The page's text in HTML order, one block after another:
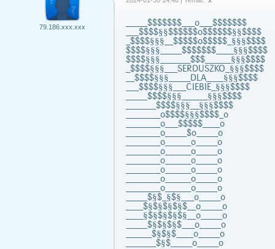
79.186.xxx.xxx
_____$$$$$$$___o___$$$$$$$
___$$$$§§$$$$$$o$$$$$$§§$$$$
_$$$$§§§__$$$$$o$$$$$_§§§$$$$
$$$$§§§_____$$$$$$$____§§§$$$$
$$$$§§§_______$$$______§§§$$$$
_$$$$§§§___SERDUSZKO_§§§$$$$
__$$$$§§§_____DLA____§§§$$$$
___$$$$§§§___CIEBIE_§§§$$$$
_____$$$$§§§______§§§$$$$
_______$$$$§§§__§§§$$$$
________o$$$$§§§$$$$_o
________o___$$$$$____o
________o_____$o_____o
________o______o_____o
________o______o_____o
________o______o_____o
________o______o_____o
________o______o_____o
________o______o_____o
_____$§$_§$§___o_____o
____$§$§$§$§$__o_____o
____§$§$§$§$§__o_____o
_____$§$§$§$___o_____o
______$§$§$____o_____o
_______$§$_____o_____o